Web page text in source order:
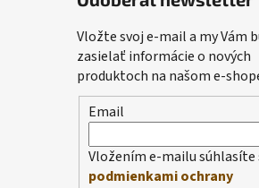
Vložte svoj e-mail a my Vám
zasielať informácie o nových
produktoch na našom e-
Email
Vložením e-mailu súhlasíte
podmienkami ochrany